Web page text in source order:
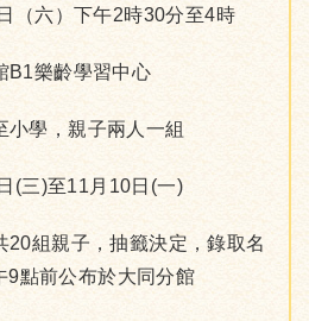
（六）下午2時30分至4時
B1樂齡學習中心
小學，親子兩人一組
(三)至11月10日(一)
20組親子，抽籤決定，錄取名
9點前公布於大同分館